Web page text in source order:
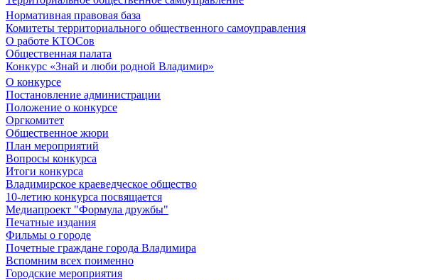
Нормативная правовая база
Комитеты территориального общественного самоуправления
О работе КТОСов
Общественная палата
Конкурс «Знай и люби родной Владимир»
О конкурсе
Постановление администрации
Положение о конкурсе
Оргкомитет
Общественное жюри
План мероприятий
Вопросы конкурса
Итоги конкурса
Владимирское краеведческое общество
10-летию конкурса посвящается
Медиапроект "Формула дружбы"
Печатные издания
Фильмы о городе
Почетные граждане города Владимира
Вспомним всех поименно
Городские мероприятия